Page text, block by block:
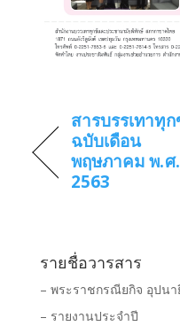
สารบรรเทาทุ
ฉบับเดือน
พฤษภาคม พ.ศ.
2563
รายชื่อวารสาร
– พระราชกรณียกิจ อุปน
– รายงานประจำปี